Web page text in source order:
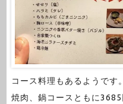
コース料理もあるようです。
焼肉、鍋コースともに3685